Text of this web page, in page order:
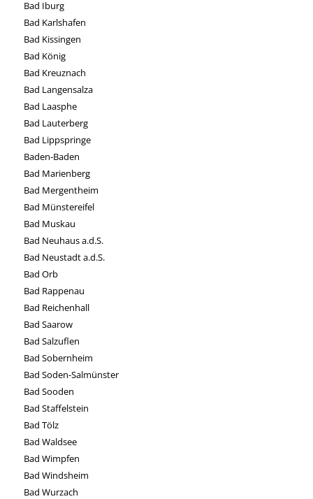
Bad Iburg
Bad Karlshafen
Bad Kissingen
Bad König
Bad Kreuznach
Bad Langensalza
Bad Laasphe
Bad Lauterberg
Bad Lippspringe
Baden-Baden
Bad Marienberg
Bad Mergentheim
Bad Münstereifel
Bad Muskau
Bad Neuhaus a.d.S.
Bad Neustadt a.d.S.
Bad Orb
Bad Rappenau
Bad Reichenhall
Bad Saarow
Bad Salzuflen
Bad Sobernheim
Bad Soden-Salmünster
Bad Sooden
Bad Staffelstein
Bad Tölz
Bad Waldsee
Bad Wimpfen
Bad Windsheim
Bad Wurzach